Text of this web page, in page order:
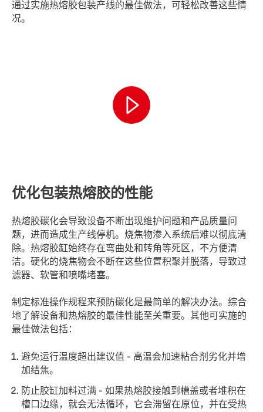
通过实施热熔胶包装产线的最佳做法，可轻松改善这些情
况。
优化包装热熔胶的性能
热熔胶碳化会导致设备不断出现维护问题和产品质量问
题，进而造成生产线停机。烧焦物渗入系统后难以彻底清
除。热熔胶缸始终存在弯曲处和转角等死区，不方便清
洁。硬化的烧焦物会不断在这些位置积聚并脱落，导致过
滤器、软管和喷嘴堵塞。
制定标准操作规程来预防碳化是最简单的解决办法。综合
地了解设备和热熔胶的最佳性能至关重要。其他可实施的
最佳做法包括：
避免运行温度超出建议值 - 高温会加速粘合剂劣化并增
加结焦。
防止胶缸加料过满 - 如果热熔胶接触到槽盖或者堆积在
槽口边缘，就会无法循环，它会滞留在原位，并在受热